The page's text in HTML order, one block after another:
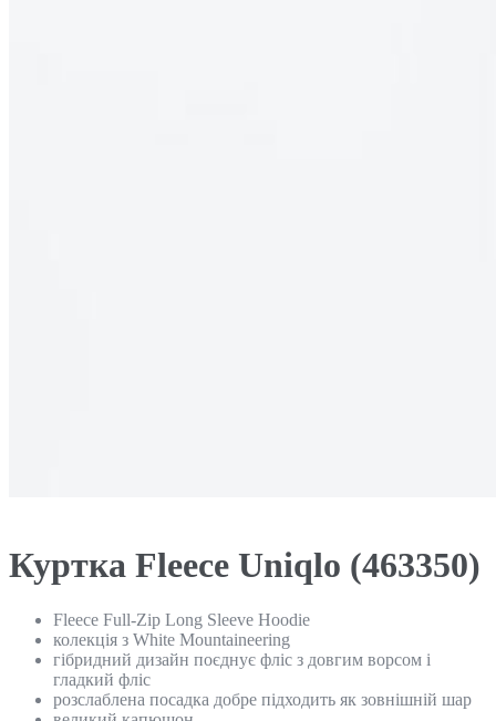
Куртка Fleece Uniqlo (463350)
Fleece Full-Zip Long Sleeve Hoodie
колекція з White Mountaineering
гібридний дизайн поєднує фліс з довгим ворсом і
гладкий фліс
розслаблена посадка добре підходить як зовнішній шар